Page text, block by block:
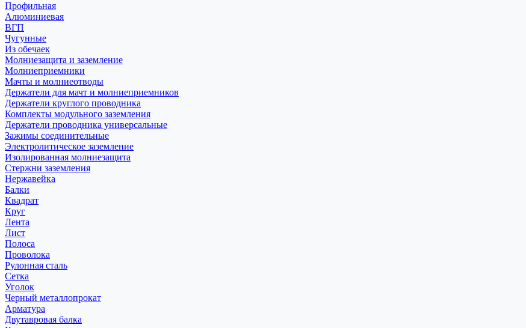
Профильная
Алюминиевая
ВГП
Чугунные
Из обечаек
Молниезащита и заземление
Молниеприемники
Мачты и молниеотводы
Держатели для мачт и молниеприемников
Держатели круглого проводника
Комплекты модульного заземления
Держатели проводника универсальные
Зажимы соединительные
Электролитическое заземление
Изолированная молниезащита
Стержни заземления
Нержавейка
Балки
Квадрат
Круг
Лента
Лист
Полоса
Проволока
Рулонная сталь
Сетка
Уголок
Черный металлопрокат
Арматура
Двутавровая балка